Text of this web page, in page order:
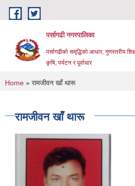
Skip to main content
पर्सागढी नगरपालिका
पर्सागढीको समृद्धिको आधार, गुणस्तरीय
कृषि, पर्यटन र पूर्वाधार
You are here
Home » रामजीवन खाँ थारू
रामजीवन खाँ थारू